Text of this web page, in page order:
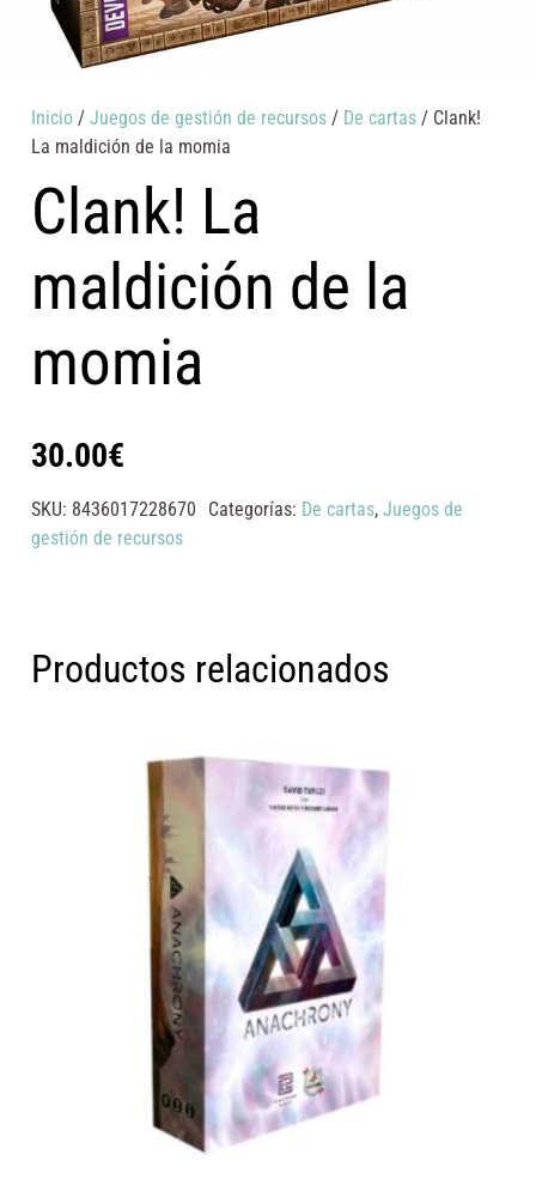
Inicio /Juegos de gestión de recursos / De cartas / Clank!
La maldición de la momia
Clank! La
maldición de la
momia
30.00€
SKU: 8436017228670 Categorías: De cartas, Juegos de
gestión de recursos
Productos relacionados